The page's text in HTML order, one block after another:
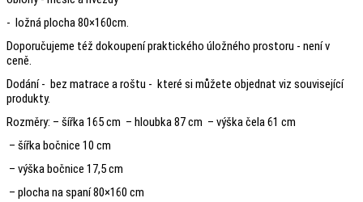
- ložná plocha 80×160cm.
Doporučujeme též dokoupení praktického úložného prostoru - není v
ceně.
Dodání - bez matrace a roštu - které si můžete objednat viz související
produkty.
Rozměry: – šířka 165 cm – hloubka 87 cm – výška čela 61 cm
– šířka bočnice 10 cm
– výška bočnice 17,5 cm
– plocha na spaní 80×160 cm